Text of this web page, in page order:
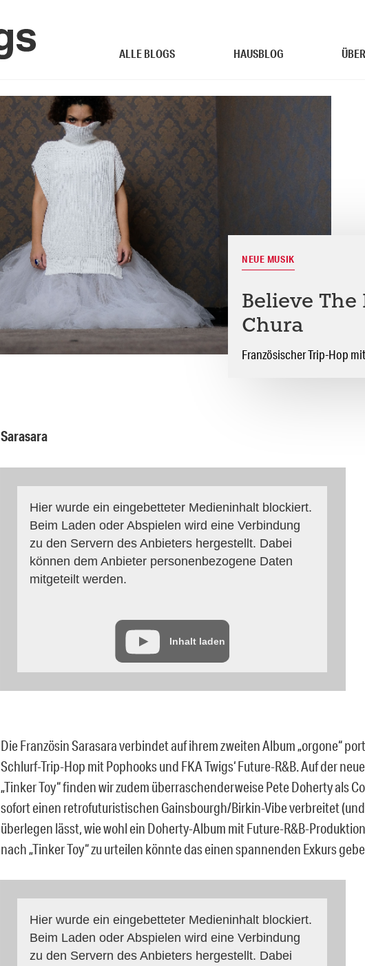
ALLE BLOGS HAUSBLOG
NEUE MUSIK
Believe The
Chura
Französischer Trip-Hop
Sarasara
Hier wurde ein eingebetteter Medieninhalt blockiert.
Beim Laden oder Abspielen wird eine Verbindung
zu den Servern des Anbieters hergestellt. Dabei
können dem Anbieter personenbezogene Daten
mitgeteilt werden.
Inhalt laden
Die Französin Sarasara verbindet auf ihrem zweiten Album „orgone“
Schlurf-Trip-Hop mit Pophooks und FKA Twigs‘ Future-R&B. Auf der
„Tinker Toy“ finden wir zudem überraschenderweise Pete Doherty als
sofort einen retrofuturistischen Gainsbourgh/Birkin-Vibe verbreitet
überlegen lässt, wie wohl ein Doherty-Album mit Future-R&B-
nach „Tinker Toy“ zu urteilen könnte das einen spannenden Exkurs
Hier wurde ein eingebetteter Medieninhalt blockiert.
Beim Laden oder Abspielen wird eine Verbindung
zu den Servern des Anbieters hergestellt. Dabei